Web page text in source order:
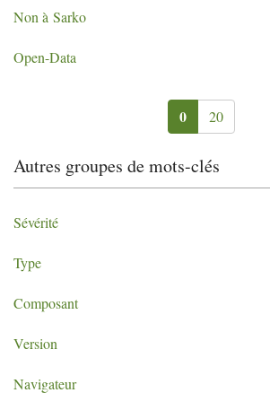
Non à Sarko
Open-Data
0 20
Autres groupes de mots-clés
Sévérité
Type
Composant
Version
Navigateur